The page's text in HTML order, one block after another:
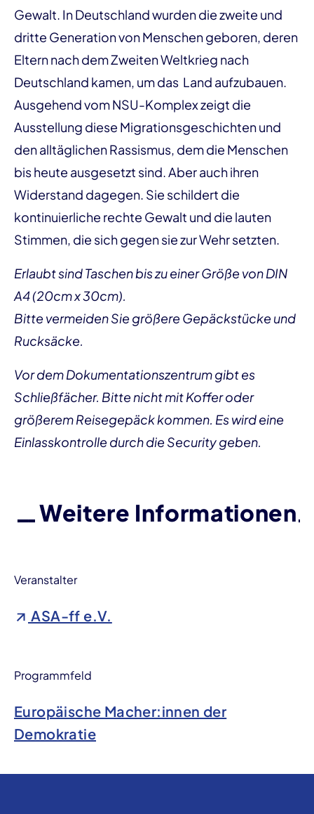
Gewalt. In Deutschland wurden die zweite und
dritte Generation von Menschen geboren, deren
Eltern nach dem Zweiten Weltkrieg nach
Deutschland kamen, um das Land aufzubauen.
Ausgehend vom NSU-Komplex zeigt die
Ausstellung diese Migrationsgeschichten und
den alltäglichen Rassismus, dem die Menschen
bis heute ausgesetzt sind. Aber auch ihren
Widerstand dagegen. Sie schildert die
kontinuierliche rechte Gewalt und die lauten
Stimmen, die sich gegen sie zur Wehr setzten.
Erlaubt sind Taschen bis zu einer Größe von DIN
A4 (20cm x 30cm).
Bitte vermeiden Sie größere Gepäckstücke und
Rucksäcke.
Vor dem Dokumentationszentrum gibt es
Schließfächer. Bitte nicht mit Koffer oder
größerem Reisegepäck kommen. Es wird eine
Einlasskontrolle durch die Security geben.
Weitere Informationen
Veranstalter
ASA-ff e.V.
Programmfeld
Europäische Macher:innen der
Demokratie